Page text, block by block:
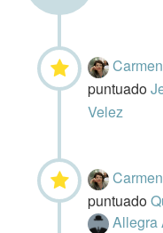
puntuado
Velez
puntuado
Allegra